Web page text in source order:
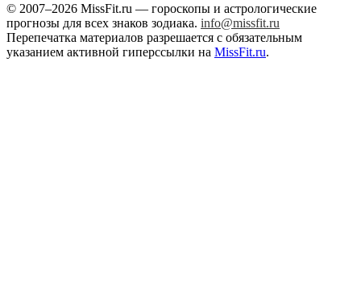
© 2007–2026 MissFit.ru — гороскопы и астрологические
прогнозы для всех знаков зодиака. info@missfit.ru
Перепечатка материалов разрешается с обязательным
указанием активной гиперссылки на MissFit.ru.